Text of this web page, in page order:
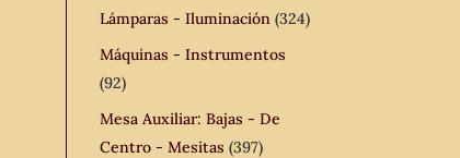
Lámparas - Iluminación (324)
Máquinas - Instrumentos
(92)
Mesa Auxiliar: Bajas - De
Centro - Mesitas (397)